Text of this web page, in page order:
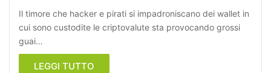
Il timore che hacker e pirati si impadroniscano dei wallet in
cui sono custodite le criptovalute sta provocando grossi
guai…
LEGGI TUTTO